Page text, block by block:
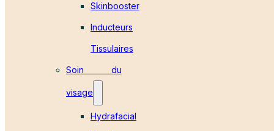
Skinbooster
Inducteurs
Tissulaires
Soin du
visage
Hydrafacial